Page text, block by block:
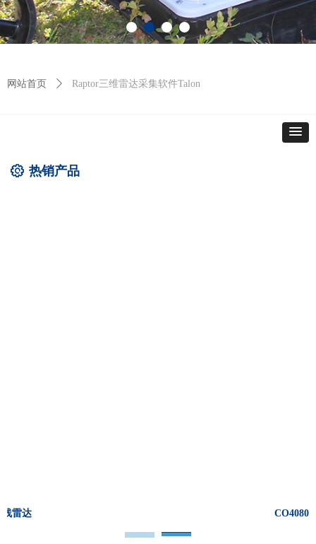
网站首页 ꄲ Raptor三维雷达采集软件Talon
ꂉ 热销产品